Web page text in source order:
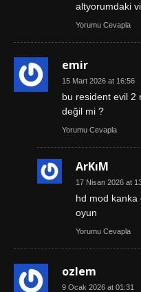
altyorumdaki
Yorumu Cevapla
emir
15 Mart 2026 at 16:56
bu resident evil 2
değil mi ?
Yorumu Cevapla
ArKıM
17 Nisan 2026 at
hd mod kanka
oyun
Yorumu Cevapla
ozlem
9 Ocak 2026 at 01:31